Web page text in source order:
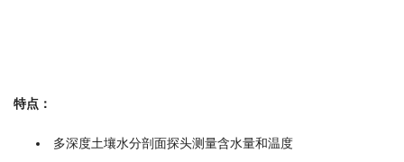
特点：
多深度土壤水分剖面探头测量含水量和温度